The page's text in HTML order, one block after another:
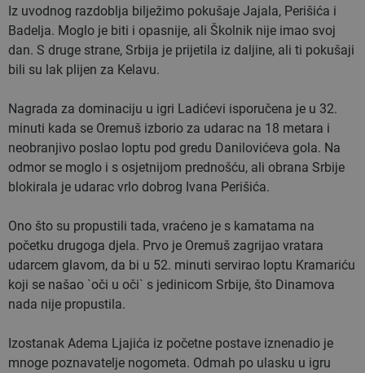
Iz uvodnog razdoblja bilježimo pokušaje Jajala, Perišića i
Badelja. Moglo je biti i opasnije, ali Školnik nije imao svoj
dan. S druge strane, Srbija je prijetila iz daljine, ali ti pokušaji
bili su lak plijen za Kelavu.
Nagrada za dominaciju u igri Ladićevi isporučena je u 32.
minuti kada se Oremuš izborio za udarac na 18 metara i
neobranjivo poslao loptu pod gredu Danilovićeva gola. Na
odmor se moglo i s osjetnijom prednošću, ali obrana Srbije
blokirala je udarac vrlo dobrog Ivana Perišića.
Ono što su propustili tada, vraćeno je s kamatama na
početku drugoga djela. Prvo je Oremuš zagrijao vratara
udarcem glavom, da bi u 52. minuti servirao loptu Kramariću
koji se našao `oči u oči` s jedinicom Srbije, što Dinamova
nada nije propustila.
Izostanak Adema Ljajića iz početne postave iznenadio je
mnoge poznavatelje nogometa. Odmah po ulasku u igru